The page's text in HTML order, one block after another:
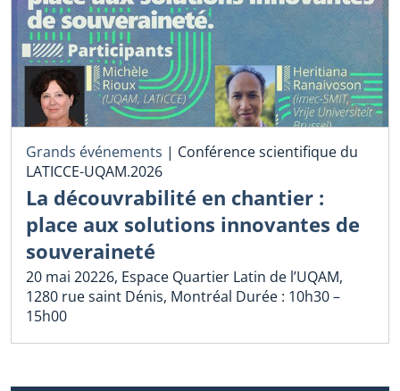
Grands événements | Conférence scientifique du
LATICCE-UQAM.2026
La découvrabilité en chantier :
place aux solutions innovantes de
souveraineté
20 mai 20226, Espace Quartier Latin de l’UQAM,
1280 rue saint Dénis, Montréal Durée : 10h30 –
15h00